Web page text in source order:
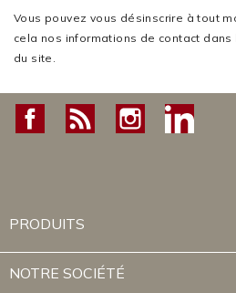
Vous pouvez vous désinscrire à tout
cela nos informations de contact
du site.
FacebookRss Instagram
PRODUITS
NOTRE SOCIÉTÉ